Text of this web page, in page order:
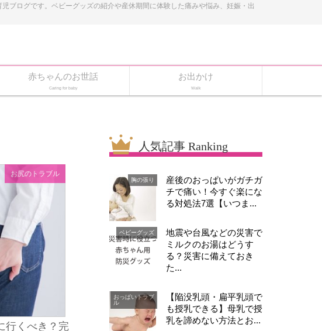
ブログです。ベビーグッズの紹介や産休期間に体験した痛みや悩み、妊娠・出
赤ちゃんのお世話
Caring for baby
お出かけ
Walk
お尻のトラブル
行くべき？完
人気記事 Ranking
胸の張り
産後のおっぱいがガチガ
チで痛い！今すぐ楽にな
る対処法7選【いつま...
ベビーグッズ
地震や台風などの災害で
ミルクのお湯はどうす
る？災害に備えておき
た...
おっぱいトラブ
ル
【陥没乳頭・扁平乳頭で
も授乳できる】母乳で授
乳を諦めない方法とお...